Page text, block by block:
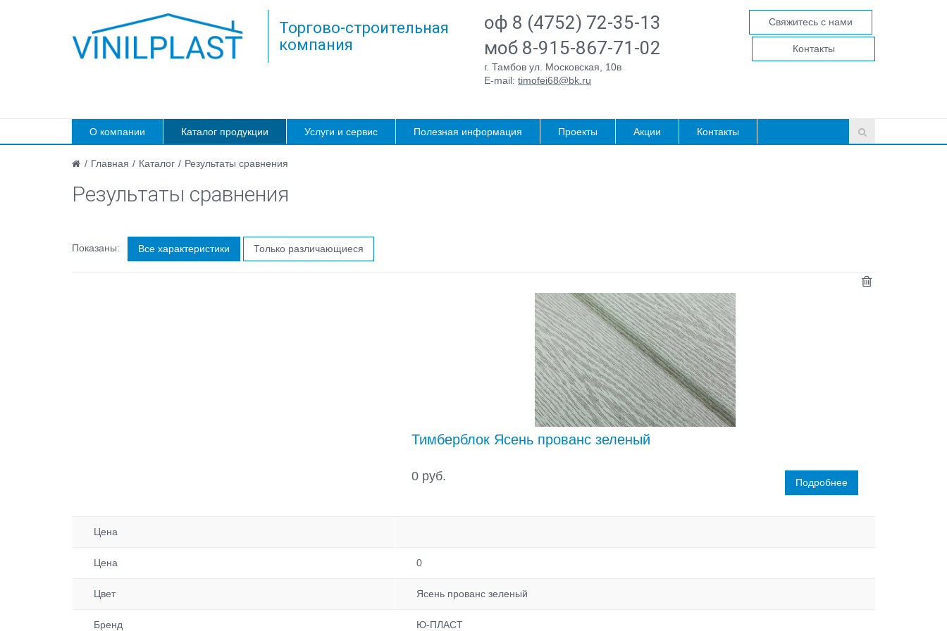
Торгово-строительная
компания
оф 8 (4752) 72-35-13
моб 8-915-867-71-02
г. Тамбов ул. Московская, 10в
E-mail: timofei68@bk.ru
Свяжитесь с нами
Контакты
О компании Каталог продукции Услуги и сервис Полезная информация Проекты Акции Контакты
/ Главная / Каталог / Результаты сравнения
Результаты сравнения
Показаны: Все характеристики Только различающиеся
Тимберблок Ясень прованс зеленый
0 руб. Подробнее
Цена
Цена 0
Цвет Ясень прованс зеленый
Бренд Ю-ПЛАСТ